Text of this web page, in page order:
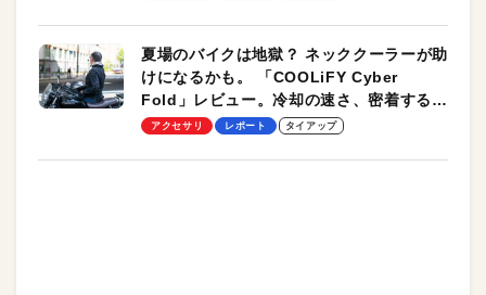
夏場のバイクは地獄？ ネッククーラーが助
けになるかも。 「COOLiFY Cyber
Fold」レビュー。冷却の速さ、密着する冷
却プレート、シンプルな操作性がグッド！
アクセサリ レポート タイアップ